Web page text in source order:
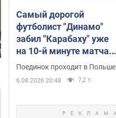
Самый дорогой
футболист "Динамо"
забил "Карабаху" уже
на 10-й минуте матча.
Видео
Поединок проходит в Польше
6.08.2026 20:48 7,2 т.